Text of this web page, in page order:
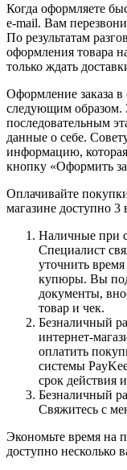
Когда оформляете
e-mail. Вам
По результатам
оформления товара
только ждать
Оформление заказа
следующим образом.
последовательным
данные о себе.
информацию,
кнопку «Оформить
Оплачивайте
магазине доступно 3
Наличные при
Специалист
уточнить
купюры. Вы
документы,
товар и чек.
Безналичный
интернет-
оплатить
системы
срок действия
Безналичный
Свяжитесь с
Экономьте время на
доступно несколько